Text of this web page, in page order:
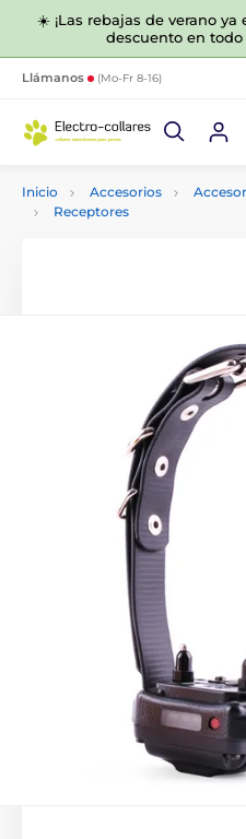
☀️ ¡Las rebajas de verano ya
descuento en
Llámanos (Mo-Fr 8-16)
Inicio Accesorios
Receptores